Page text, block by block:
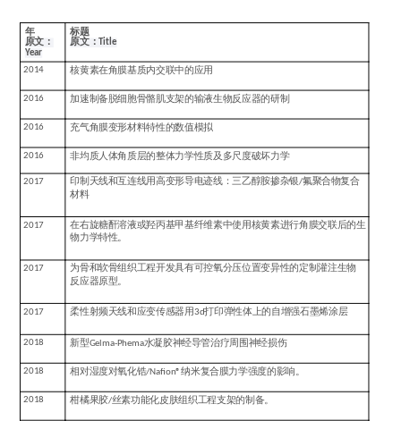
年
原文：
Year
标题
原文： Title
2014 核黄素在角膜基质内交联中的应用
2016 加速制备脱细胞骨骼肌支架的输液生物反应器的研制
2016 充气角膜变形材料特性的数值模拟
2016 非均质人体角质层的整体力学性质及多尺度破坏力学
2017 印制天线和互连线用高变形导电迹线：三乙醇胺掺杂银/氟聚合物复合
材料
2017 在右旋糖酐溶液或羟丙基甲基纤维素中使用核黄素进行角膜交联后的生
物力学特性。
2017 为骨和软骨组织工程开发具有可控氧分压位置变异性的定制灌注生物
反应器原型。
2017 柔性射频天线和应变传感器用3d打印弹性体上的自增强石墨烯涂层
2018 新型Gelma-Phema水凝胶神经导管治疗周围神经损伤
2018 相对湿度对氧化锆/Nafion®纳米复合膜力学强度的影响。
2018 柑橘果胶/丝素功能化皮肤组织工程支架的制备。